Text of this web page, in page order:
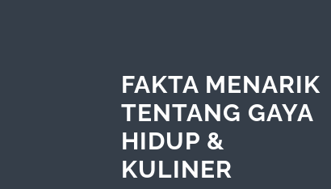
FAKTA MENARIK
TENTANG GAYA
HIDUP &
KULINER